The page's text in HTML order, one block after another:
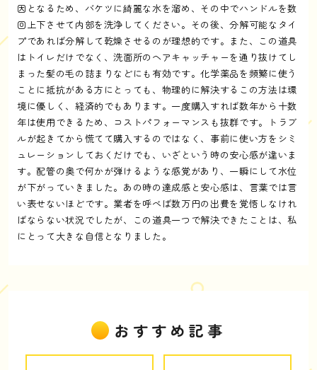
因となるため、バケツに綺麗な水を溜め、その中でハンドルを数
回上下させて内部を洗浄してください。その後、分解可能なタイ
プであれば分解して乾燥させるのが理想的です。また、この道具
はトイレだけでなく、洗面所のヘアキャッチャーを通り抜けてし
まった髪の毛の詰まりなどにも有効です。化学薬品を頻繁に使う
ことに抵抗がある方にとっても、物理的に解決するこの方法は環
境に優しく、経済的でもあります。一度購入すれば数年から十数
年は使用できるため、コストパフォーマンスも抜群です。トラブ
ルが起きてから慌てて購入するのではなく、事前に使い方をシミ
ュレーションしておくだけでも、いざという時の安心感が違いま
す。配管の奥で何かが弾けるような感覚があり、一瞬にして水位
が下がっていきました。あの時の達成感と安心感は、言葉では言
い表せないほどです。業者を呼べば数万円の出費を覚悟しなけれ
ばならない状況でしたが、この道具一つで解決できたことは、私
にとって大きな自信となりました。
おすすめ記事